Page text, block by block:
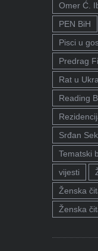
Omer Ć.
PEN BiH
Pisci u
Predrag
Rat u
Reading
Srđan
Tematski
vijesti
Ženska
Ženska